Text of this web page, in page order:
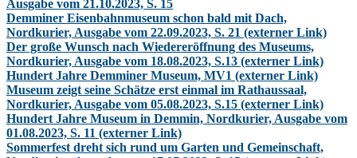
Ausgabe vom 21.10.2023, S. 15
Demminer Eisenbahnmuseum schon bald mit Dach,
Nordkurier, Ausgabe vom 22.09.2023, S. 21 (externer Link)
Der große Wunsch nach Wiedereröffnung des Museums,
Nordkurier, Ausgabe vom 18.08.2023, S.13 (externer Link)
Hundert Jahre Demminer Museum, MV1 (externer Link)
Museum zeigt seine Schätze erst einmal im Rathaussaal,
Nordkurier, Ausgabe vom 05.08.2023, S.15 (externer Link)
Hundert Jahre Museum in Demmin, Nordkurier, Ausgabe vom
01.08.2023, S. 11 (externer Link)
Sommerfest dreht sich rund um Garten und Gemeinschaft,